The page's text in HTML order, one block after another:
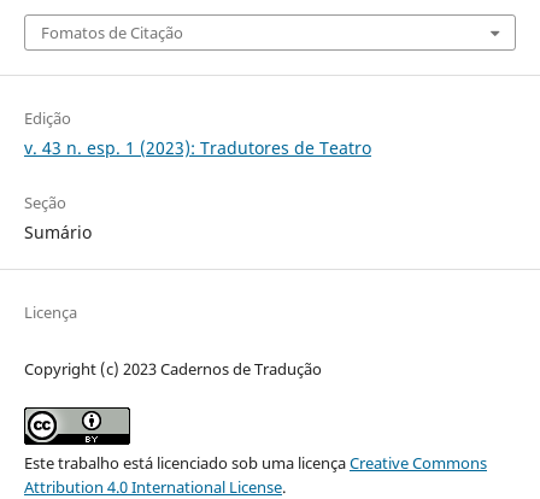
Fomatos de Citação
Edição
v. 43 n. esp. 1 (2023): Tradutores de Teatro
Seção
Sumário
Licença
Copyright (c) 2023 Cadernos de Tradução
Este trabalho está licenciado sob uma licençaCreative Commons
Attribution 4.0 International License.